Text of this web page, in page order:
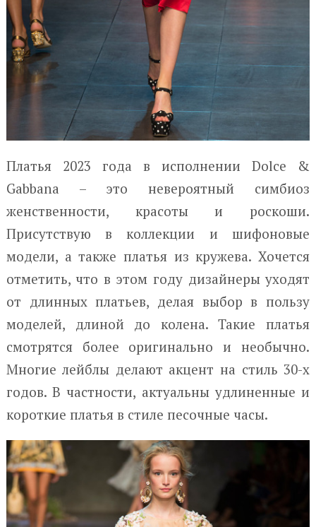
Платья 2023 года в исполнении Dolce &
Gabbana – это невероятный симбиоз
женственности, красоты и роскоши.
Присутствую в коллекции и шифоновые
модели, а также платья из кружева. Хочется
отметить, что в этом году дизайнеры уходят
от длинных платьев, делая выбор в пользу
моделей, длиной до колена. Такие платья
смотрятся более оригинально и необычно.
Многие лейблы делают акцент на стиль 30-х
годов. В частности, актуальны удлиненные и
короткие платья в стиле песочные часы.